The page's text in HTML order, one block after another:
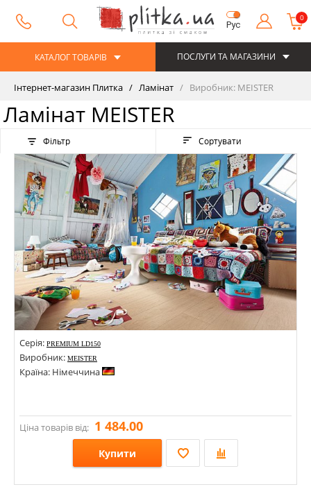
Рус
0
КАТАЛОГ ТОВАРІВ ПОСЛУГИ ТА МАГАЗИНИ
Інтернет-магазин Плитка Ламінат Виробник: MEISTER
Ламінат MEISTER
Фільтр Сортувати
Серія: PREMIUM LD150
Виробник: MEISTER
Країна: Німеччина
Ціна товарів від: 1 484.00
Купити
Розміри: 1288х198х8;